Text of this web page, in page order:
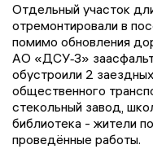
Отдельный участок
отремонтировали в
помимо обновления
АО «ДСУ‑3»
обустроили 2
общественного
стекольный завод,
библиотека - жители
проведённые работы.